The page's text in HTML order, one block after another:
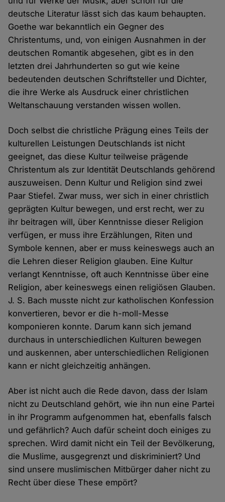
deutsche Literatur lässt sich das kaum behaupten.
Goethe war bekanntlich ein Gegner des
Christentums, und, von einigen Ausnahmen in der
deutschen Romantik abgesehen, gibt es in den
letzten drei Jahrhunderten so gut wie keine
bedeutenden deutschen Schriftsteller und Dichter,
die ihre Werke als Ausdruck einer christlichen
Weltanschauung verstanden wissen wollen.
Doch selbst die christliche Prägung eines Teils der
kulturellen Leistungen Deutschlands ist nicht
geeignet, das diese Kultur teilweise prägende
Christentum als zur Identität Deutschlands gehörend
auszuweisen. Denn Kultur und Religion sind zwei
Paar Stiefel. Zwar muss, wer sich in einer christlich
geprägten Kultur bewegen, und erst recht, wer zu
ihr beitragen will, über Kenntnisse dieser Religion
verfügen, er muss ihre Erzählungen, Riten und
Symbole kennen, aber er muss keineswegs auch an
die Lehren dieser Religion glauben. Eine Kultur
verlangt Kenntnisse, oft auch Kenntnisse über eine
Religion, aber keineswegs einen religiösen Glauben.
J. S. Bach musste nicht zur katholischen Konfession
konvertieren, bevor er die h-moll-Messe
komponieren konnte. Darum kann sich jemand
durchaus in unterschiedlichen Kulturen bewegen
und auskennen, aber unterschiedlichen Religionen
kann er nicht gleichzeitig anhängen.
Aber ist nicht auch die Rede davon, dass der Islam
nicht zu Deutschland gehört, wie ihn nun eine Partei
in ihr Programm aufgenommen hat, ebenfalls falsch
und gefährlich? Auch dafür scheint doch einiges zu
sprechen. Wird damit nicht ein Teil der Bevölkerung,
die Muslime, ausgegrenzt und diskriminiert? Und
sind unsere muslimischen Mitbürger daher nicht zu
Recht über diese These empört?